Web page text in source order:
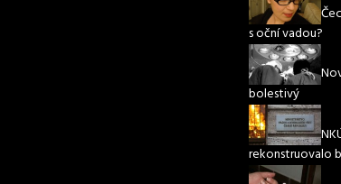
s oční vadou?
bolestivý
rekonstruovalo